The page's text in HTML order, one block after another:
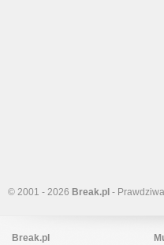
© 2001 - 2026 Break.pl -
Break.pl